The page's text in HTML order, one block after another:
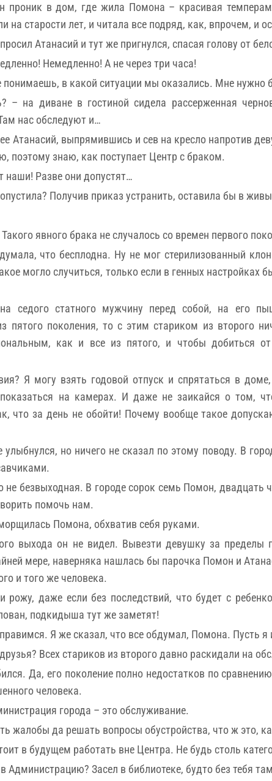
проник в дом, где жила Помона – красивая
на старости лет, и читала все подряд, как, впрочем, и
Атанасий и тут же пригнулся, спасая голову от
Немедленно! А не через три часа!
в какой ситуации мы оказались. Мне нужно
– на диване в гостиной сидела рассерженная
нас обследуют и…
Атанасий, выпрямившись и сев на кресло напротив
поэтому знаю, как поступает Центр с браком.
Разве они допустят…
Получив приказ устранить, оставила бы в
явного брака не случалось со времен первого
что бесплодна. Ну не мог стерилизованный
могло случиться, только если в генных настройках
седого статного мужчину перед собой, на его
пятого поколения, то с этим стариком из второго
как и все из пятого, и чтобы добиться
Я могу взять годовой отпуск и спрятаться в
на камерах. И даже не заикайся о том,
что за день не обойти! Почему вообще такое
но ничего не сказал по этому поводу. В
безвыходная. В городе сорок семь Помон, двадцать
помочь нам.
Помона, обхватив себя руками.
выхода он не видел. Вывезти девушку за
мере, наверняка нашлась бы парочка Помон и
и того же человека.
даже если без последствий, что будет с
подкидыша тут же заметят!
Я же сказал, что все обдумал, Помона. Пусть я
Всех стариков из второго давно раскидали на
Да, его поколение полно недостатков по
человека.
города – это обслуживание.
жалобы да решать вопросы обустройства, что ж это,
в будущем работать вне Центра. Не будь столь
Администрацию? Засел в библиотеке, будто без тебя